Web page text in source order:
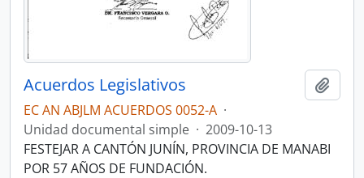
Acuerdos Legislativos
EC AN ABJLM ACUERDOS 0052-A ·
Unidad documental simple · 2009-10-13
FESTEJAR A CANTÓN JUNÍN, PROVINCIA DE MANABI
POR 57 AÑOS DE FUNDACIÓN.